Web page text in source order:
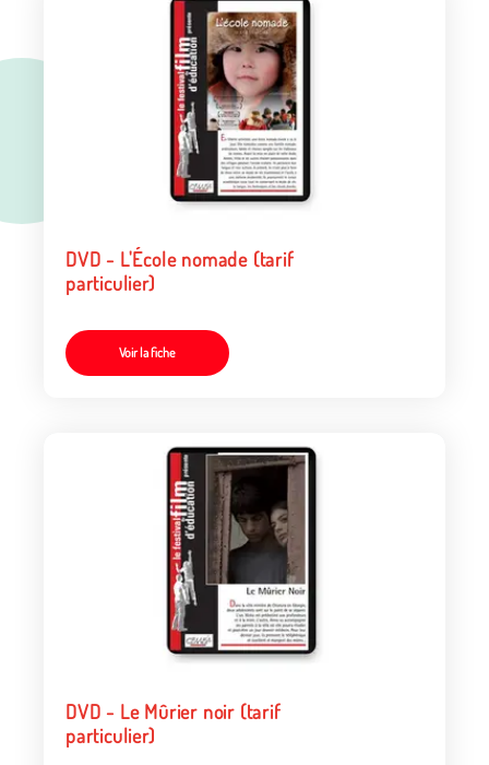
DVD - L'École nomade (tarif
particulier)
Voir la fiche
DVD - Le Mûrier noir (tarif
particulier)